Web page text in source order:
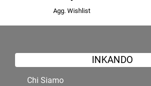
Agg. Wishlist
INKANDO
Chi Siamo